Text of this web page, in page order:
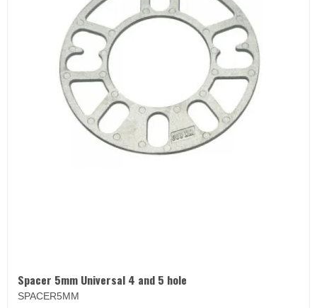
Spacer 5mm Universal 4 and 5 hole
SPACER5MM